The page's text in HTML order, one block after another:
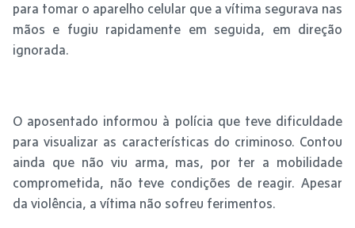
para tomar o aparelho celular que a vítima segurava nas
mãos e fugiu rapidamente em seguida, em direção
ignorada.
O aposentado informou à polícia que teve dificuldade
para visualizar as características do criminoso. Contou
ainda que não viu arma, mas, por ter a mobilidade
comprometida, não teve condições de reagir. Apesar
da violência, a vítima não sofreu ferimentos.